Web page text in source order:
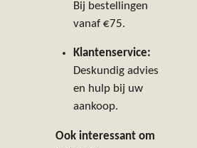
Bij bestellingen
vanaf €75.
Klantenservice:
Deskundig advies
en hulp bij uw
aankoop.
Ook interessant om